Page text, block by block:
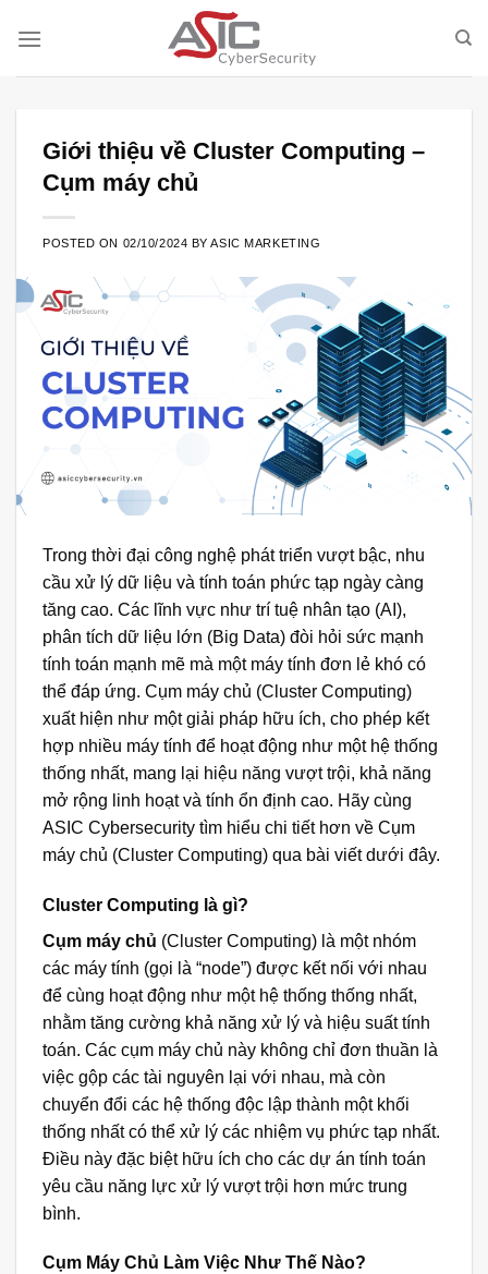
Giới thiệu về Cluster Computing –
Cụm máy chủ
POSTED ON 02/10/2024 BYASIC MARKETING
Trong thời đại công nghệ phát triển vượt bậc, nhu
cầu xử lý dữ liệu và tính toán phức tạp ngày càng
tăng cao. Các lĩnh vực như trí tuệ nhân tạo (AI),
phân tích dữ liệu lớn (Big Data) đòi hỏi sức mạnh
tính toán mạnh mẽ mà một máy tính đơn lẻ khó có
thể đáp ứng. Cụm máy chủ (Cluster Computing)
xuất hiện như một giải pháp hữu ích, cho phép kết
hợp nhiều máy tính để hoạt động như một hệ thống
thống nhất, mang lại hiệu năng vượt trội, khả năng
mở rộng linh hoạt và tính ổn định cao. Hãy cùng
ASIC Cybersecurity tìm hiểu chi tiết hơn về Cụm
máy chủ (Cluster Computing) qua bài viết dưới đây.
Cluster Computing là gì?
Cụm máy chủ (Cluster Computing) là một nhóm
các máy tính (gọi là “node”) được kết nối với nhau
để cùng hoạt động như một hệ thống thống nhất,
nhằm tăng cường khả năng xử lý và hiệu suất tính
toán. Các cụm máy chủ này không chỉ đơn thuần là
việc gộp các tài nguyên lại với nhau, mà còn
chuyển đổi các hệ thống độc lập thành một khối
thống nhất có thể xử lý các nhiệm vụ phức tạp nhất.
Điều này đặc biệt hữu ích cho các dự án tính toán
yêu cầu năng lực xử lý vượt trội hơn mức trung
bình.
Cụm Máy Chủ Làm Việc Như Thế Nào?